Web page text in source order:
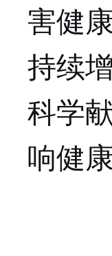
害健
持续
科学
响健